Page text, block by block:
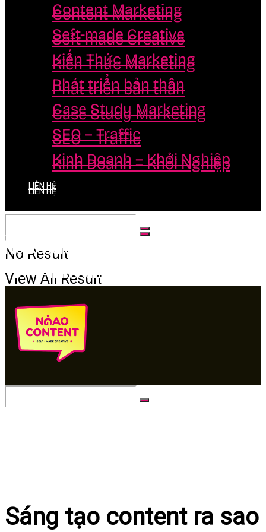
Content Marketing
Seft-made Creative
Kiến Thức Marketing
Phát triển bản thân
Case Study Marketing
SEO – Traffic
Kinh Doanh – Khởi Nghiệp
LIÊN HỆ
No Result
View All Result
Content Marketing
Seft-made Creative
Kiến Thức Marketing
Phát triển bản thân
Case Study Marketing
SEO – Traffic
Kinh Doanh – Khởi Nghiệp
LIÊN HỆ
No Result
View All Result
Sáng tạo content ra sao